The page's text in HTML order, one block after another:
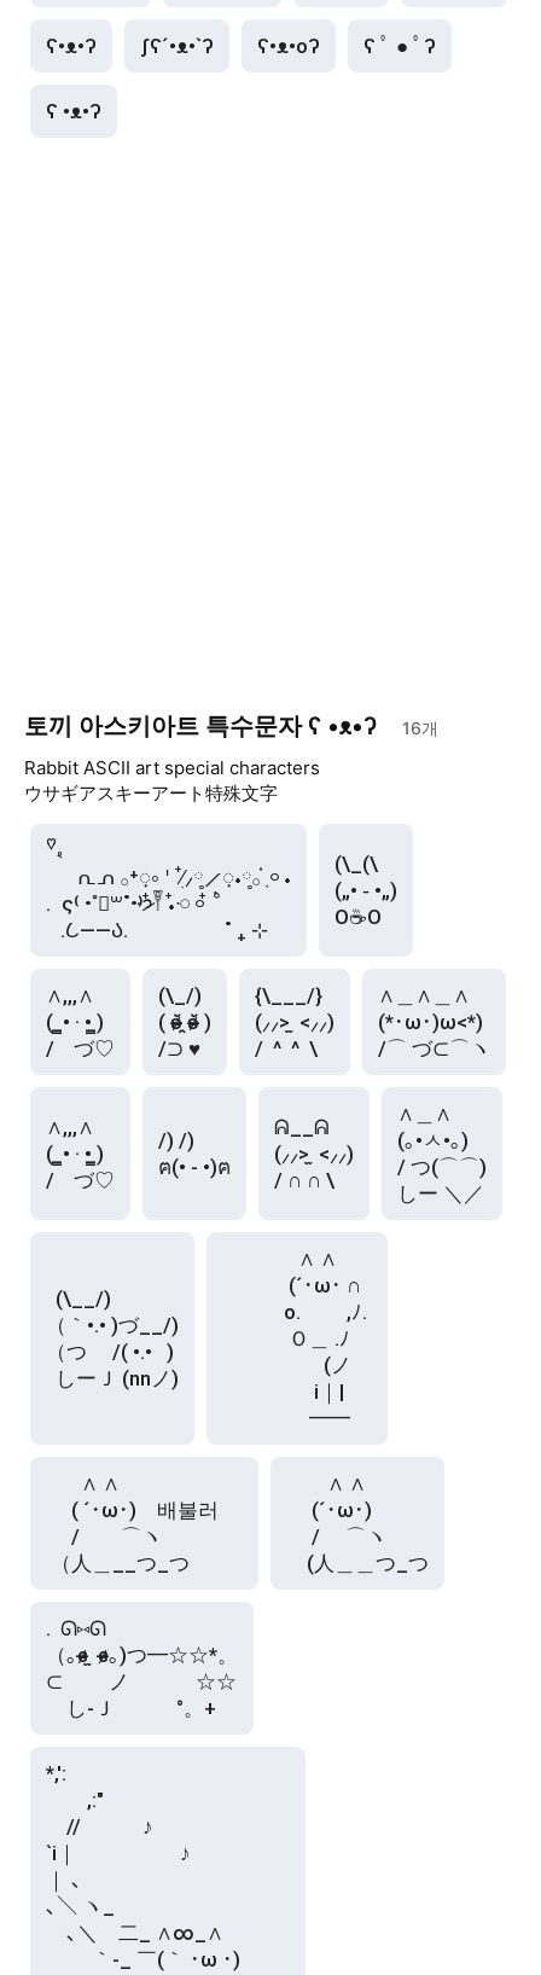
ʕ•ᴥ•ʔ ʃʕ´•ᴥ•`ʔ ʕ•ᴥ•oʔ ʕ ﾟ ● ﾟʔ
ʕ •ᴥ•ʔ
토끼 아스키아트 특수문자 ʕ •ᴥ•ʔ 16개
Rabbit ASCII art special characters
ウサギアスキーアート特殊文字
ᘁᩚ𖾞
ᕆᕄ 𓂂⁺᜔༚𐄇 ࣭∕໋⸝༷⟋᜔˖༷𓂂ٜ֗ 𐄙˖
. ς⁽ ⸰˚𖫰꒳˚𖫰⸰⁾𞣐𑅭໋𓏣  ˖໋ᐧ𓏸𐄙໋ ࠭ﹾ
(\_(\
(„• ֊ •„)
O☕️O
∧,,,∧
(  ̳• · • ̳)
/    づ♡
(\_/)
( ʚ̴̶̷̆ ̯ʚ̴̶̷̆ )
/⊃ ♥
{\___/}
(⸝⸝> ̫ <⸝⸝)
/  ^  ^  \
∧＿∧＿∧
(*･ω･)ω<*)
/⌒ づ⊂⌒ヽ
∧,,,∧
(  ̳• · • ̳)
/) /)
ฅ(• - •)ฅ
ᕱ__ᕱ
(⸝⸝> ̫ <⸝⸝)
/ ∩ ∩ \
∧＿∧
(｡•ㅅ•｡)
/ つ(⌒⌒)
  (\__/)
（｀•.• )づ__/)
（つ　 /( •.•   )
∧ ∧
(´･ω･ ∩
o.　　 ,ﾉ.
Ｏ＿ .ﾉ
(ノ
i｜|
━━
  　 ∧ ∧
( ´･ω･)　배불러
/　　⌒ヽ
∧ ∧
(´･ω･)
/　 ⌒ヽ
.  ᘏ⑅︎ᘏ
（｡ɞ̴̶̷ ̫ ɞ̴̶̷｡)つ━☆☆*。
⊂　　 ノ 　　　☆☆
*,':
,:"
//　　　♪
`i｜　　　　　♪
｜ ､
､＼ ヽ_
､＼　二_ ∧∞_∧
｀-_ ￣(｀ ･ω ･)